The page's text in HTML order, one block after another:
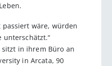
passiert wäre, würden
unterschätzt.“
in ihrem Büro an
in Arcata, 90